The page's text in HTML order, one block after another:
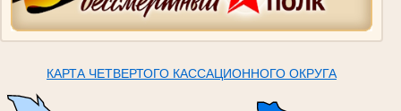
КАРТА ЧЕТВЕРТОГО КАССАЦИОННОГО ОКРУГА